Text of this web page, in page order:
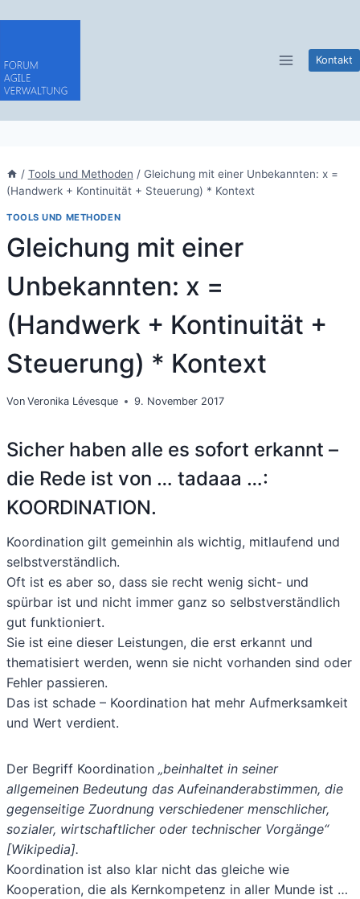
Kontakt
/ Tools und Methoden / Gleichung mit einer Unbekannten: x =
(Handwerk + Kontinuität + Steuerung) * Kontext
TOOLS UND METHODEN
Gleichung mit einer
Unbekannten: x =
(Handwerk + Kontinuität +
Steuerung) * Kontext
Von Veronika Lévesque 9. November 2017
Sicher haben alle es sofort erkannt –
die Rede ist von … tadaaa …:
KOORDINATION.
Koordination gilt gemeinhin als wichtig, mitlaufend und
selbstverständlich.
Oft ist es aber so, dass sie recht wenig sicht- und
spürbar ist und nicht immer ganz so selbstverständlich
gut funktioniert.
Sie ist eine dieser Leistungen, die erst erkannt und
thematisiert werden, wenn sie nicht vorhanden sind oder
Fehler passieren.
Das ist schade – Koordination hat mehr Aufmerksamkeit
und Wert verdient.
Der Begriff Koordination „beinhaltet in seiner
allgemeinen Bedeutung das Aufeinanderabstimmen, die
gegenseitige Zuordnung verschiedener menschlicher,
sozialer, wirtschaftlicher oder technischer Vorgänge“
[Wikipedia].
Koordination ist also klar nicht das gleiche wie
Kooperation, die als Kernkompetenz in aller Munde ist …